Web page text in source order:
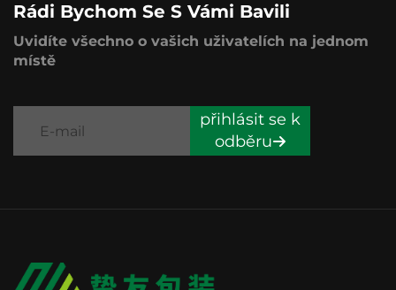
Rádi Bychom Se S Vámi Bavili
Uvidíte všechno o vašich uživatelích na jednom
místě
přihlásit se k
odběru